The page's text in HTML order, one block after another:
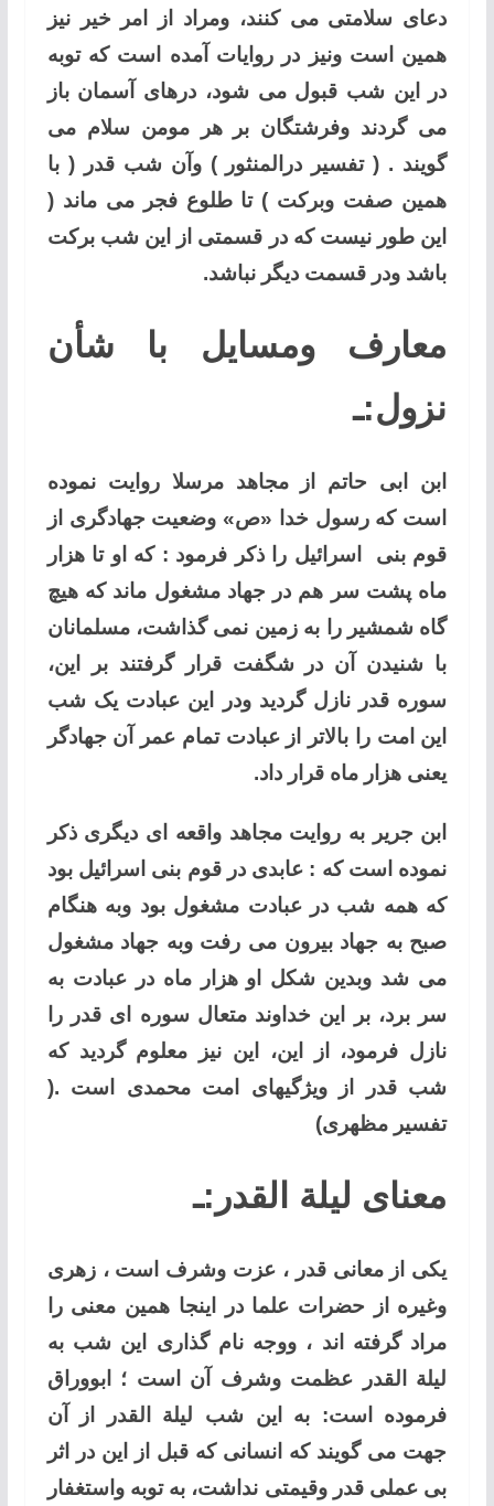
دعای سلامتی می کنند، ومراد از امر خیر نیز
همین است ونیز در روایات آمده است که توبه
در این شب قبول می شود، درهای آسمان باز
می گردند وفرشتگان بر هر مومن سلام می
گویند . ( تفسیر درالمنثور ) وآن شب قدر ( با
همین صفت وبرکت ) تا طلوع فجر می ماند (
این طور نیست که در قسمتی از این شب برکت
باشد ودر قسمت دیگر نباشد.
معارف ومسایل با شأن
نزول:ـ
ابن ابی حاتم از مجاهد مرسلا روایت نموده
است که رسول خدا «ص» وضعیت جهادگری از
قوم بنی اسرائیل را ذکر فرمود : که او تا هزار
ماه پشت سر هم در جهاد مشغول ماند که هیچ
گاه شمشیر را به زمین نمی گذاشت، مسلمانان
با شنیدن آن در شگفت قرار گرفتند بر این،
سوره قدر نازل گردید ودر این عبادت یک شب
این امت را بالاتر از عبادت تمام عمر آن جهادگر
یعنی هزار ماه قرار داد.
ابن جریر به روایت مجاهد واقعه ای دیگری ذکر
نموده است که : عابدی در قوم بنی اسرائیل بود
که همه شب در عبادت مشغول بود وبه هنگام
صبح به جهاد بیرون می رفت وبه جهاد مشغول
می شد وبدین شکل او هزار ماه در عبادت به
سر برد، بر این خداوند متعال سوره ای قدر را
نازل فرمود، از این، این نیز معلوم گردید که
شب قدر از ویژگیهای امت محمدی است .(
تفسیر مظهری)
معنای لیلة القدر:ـ
یکی از معانی قدر ، عزت وشرف است ، زهری
وغیره از حضرات علما در اینجا همین معنی را
مراد گرفته اند ، ووجه نام گذاری این شب به
لیلة القدر عظمت وشرف آن است ؛ ابووراق
فرموده است: به این شب لیلة القدر از آن
جهت می گویند که انسانی که قبل از این در اثر
بی عملی قدر وقیمتی نداشت، به توبه واستغفار